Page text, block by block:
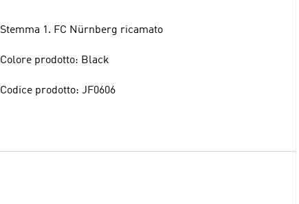
Stemma 1. FC Nürnberg ricamato
Colore prodotto: Black
Codice prodotto: JF0606